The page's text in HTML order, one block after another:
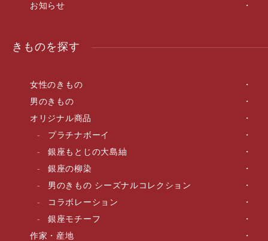
お知らせ
きものを探す
女性のきもの
男のきもの
オリジナル商品
プラチナボーイ
銀座もとじの大島紬
銀座の柳染
男のきもの シーズナルコレクション
コラボレーション
銀座モチーフ
作家・産地